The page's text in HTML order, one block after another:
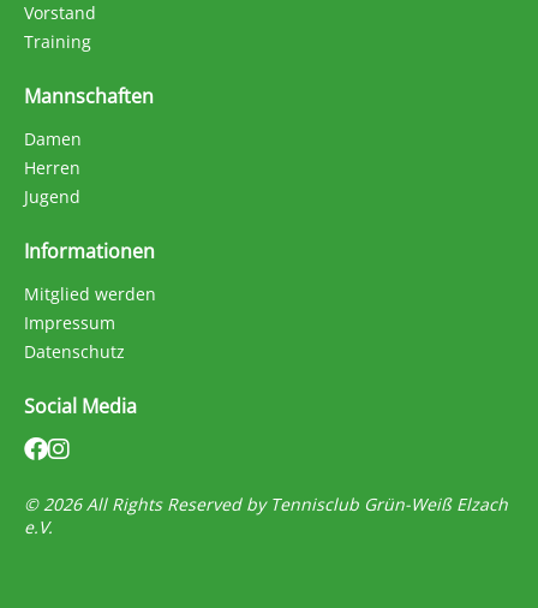
Vorstand
Training
Mannschaften
Damen
Herren
Jugend
Informationen
Mitglied werden
Impressum
Datenschutz
Social Media
© 2026 All Rights Reserved by Tennisclub Grün-Weiß Elzach
e.V.